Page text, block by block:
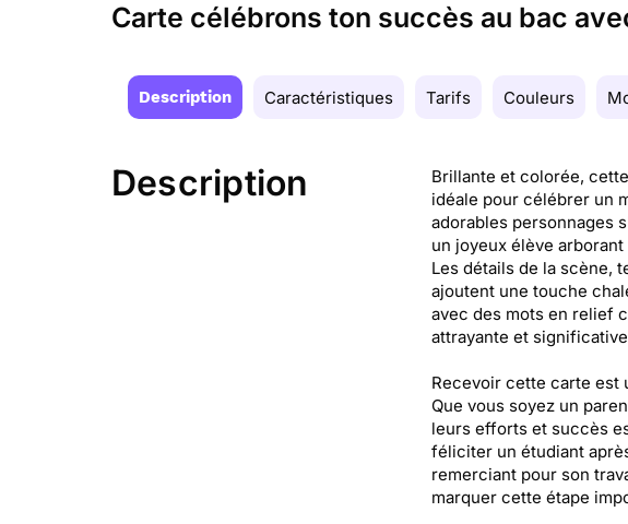
Carte célébrons ton succès au bac
Description Caractéristiques Tarifs Couleurs
Description
Brillante et colorée,
idéale pour célébrer un
adorables personnages
un joyeux élève
Les détails de la scène,
ajoutent une touche
avec des mots en relief
attrayante et
Recevoir cette carte est
Que vous soyez un
leurs efforts et succès
féliciter un étudiant
remerciant pour son
marquer cette étape